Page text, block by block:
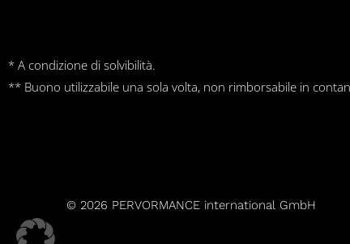
* A condizione di solvibilità.
** Buono utilizzabile una sola volta, non rimborsabile in
© 2026 PERVORMANCE international GmbH